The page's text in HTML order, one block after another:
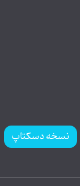
نسخه دسکتاپ